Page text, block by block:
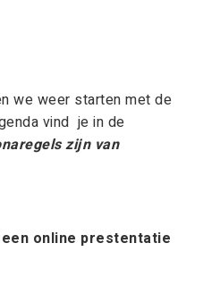
we weer starten met de
vind je in de
zijn van
online prestentatie